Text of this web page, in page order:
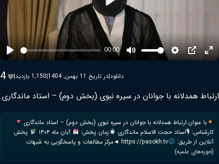
Play
00:00
Mute SettingsPIP
Play
4 | 1,150 بازدید| در تاریخ 11 بهمن, 1404|دانلود
ارتباط همدلانه با جوانان در سیره نبوی (بخش دوم) – استاد ماندگاری
با عنوان:ارتباط همدلانه با جوانان در سیره نبوی (بخش دوم) – استاد ماندگاری
کارشناس: 🎙استاد حجت الاسلام ماندگاری
زمان پخش: آبان ماه ۱۴۰۴
پخش
آنلاین از طریق:
https://pasokh.tv ◄مرکز مطالعات و پاسخگویی به شبهات
(حوزه‌های علمیه)